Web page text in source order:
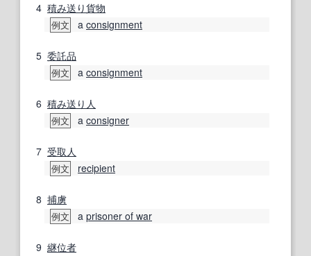
4 積み送り貨物
例文 a consignment
5 委託品
例文 a consignment
6 積み送り 人
例文 a consigner
7 受取人
例文 recipient
8 捕虜
例文 a prisoner of war
9 継位者